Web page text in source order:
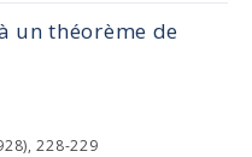
un théorème de
228-229